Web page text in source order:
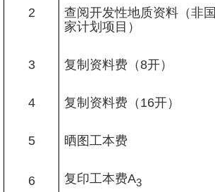
2
查阅开发性地质资料（非
家计划项目）
3 复制资料费（8开）
4 复制资料费（ 16开）
5 晒图工本费
6 复印工本费A3